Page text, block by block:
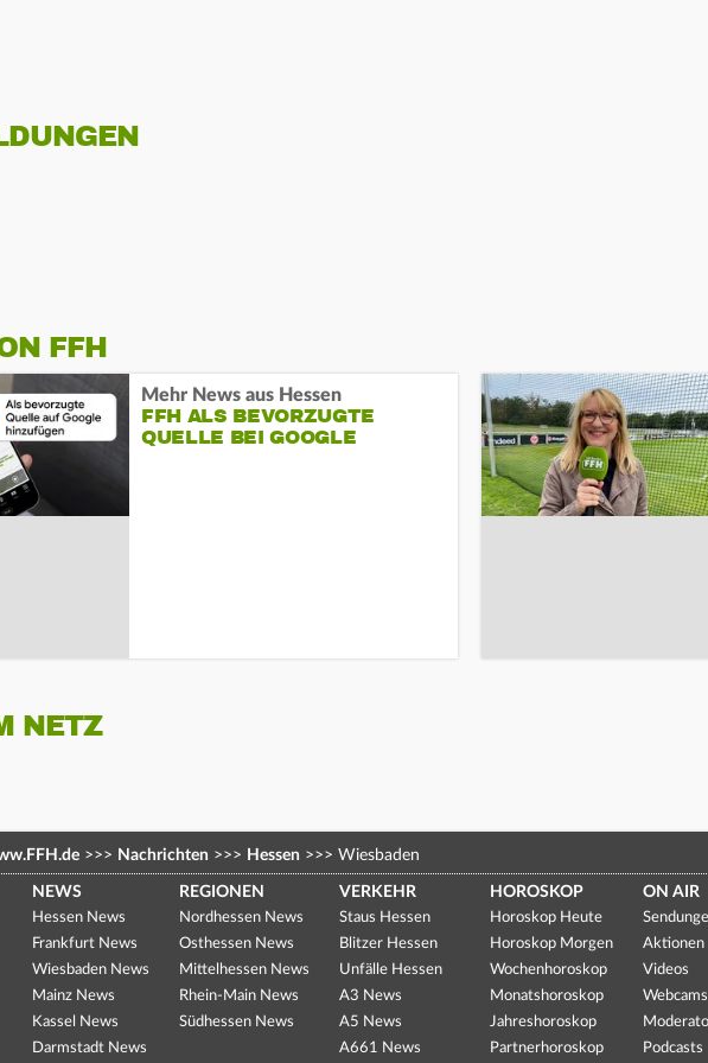
FFH
Mehr News aus Hessen
FFH ALS BEVORZUGTE
QUELLE BEI GOOGLE
NETZ
>>> Nachrichten >>> Hessen >>> Wiesbaden
NEWS
Hessen News
Frankfurt News
Wiesbaden News
Mainz News
Kassel News
Darmstadt News
REGIONEN
Nordhessen News
Osthessen News
Mittelhessen News
Rhein-Main News
Südhessen News
VERKEHR
Staus Hessen
Blitzer Hessen
Unfälle Hessen
A3 News
A5 News
A661 News
HOROSKOP
Horoskop Heute
Horoskop Morgen
Wochenhoroskop
Monatshoroskop
Jahreshoroskop
Partnerhoroskop
ON AIR
Aktionen
Videos
Webcams
Podcasts